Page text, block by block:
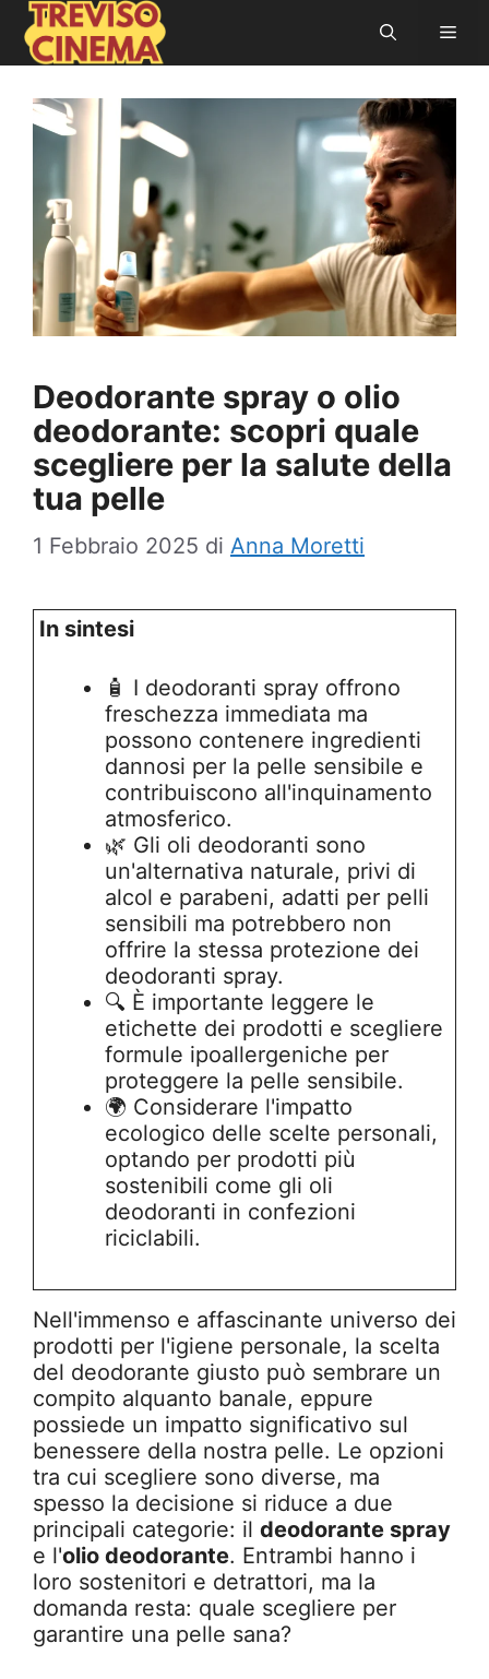
Vai
contenuto
Deodorante spray o olio
deodorante: scopri quale
scegliere per la salute della
tua pelle
1 Febbraio 2025 di Anna Moretti
In sintesi
🧴 I deodoranti spray offrono
freschezza immediata ma
possono contenere ingredienti
dannosi per la pelle sensibile e
contribuiscono all'inquinamento
atmosferico.
🌿 Gli oli deodoranti sono
un'alternativa naturale, privi di
alcol e parabeni, adatti per pelli
sensibili ma potrebbero non
offrire la stessa protezione dei
deodoranti spray.
🔍 È importante leggere le
etichette dei prodotti e scegliere
formule ipoallergeniche per
proteggere la pelle sensibile.
🌍 Considerare l'impatto
ecologico delle scelte personali,
optando per prodotti più
sostenibili come gli oli
deodoranti in confezioni
riciclabili.
Nell'immenso e affascinante universo dei
prodotti per l'igiene personale, la scelta
del deodorante giusto può sembrare un
compito alquanto banale, eppure
possiede un impatto significativo sul
benessere della nostra pelle. Le opzioni
tra cui scegliere sono diverse, ma
spesso la decisione si riduce a due
principali categorie: il deodorante spray
e l'olio deodorante. Entrambi hanno i
loro sostenitori e detrattori, ma la
domanda resta: quale scegliere per
garantire una pelle sana?